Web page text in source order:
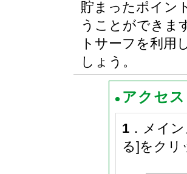
貯まったポイン
うことができま
トサーフを利用
しょう。
アクセ
1 ．メイ
る]をクリ